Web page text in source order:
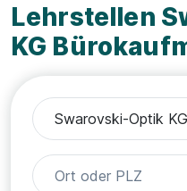
Lehrstellen
KG